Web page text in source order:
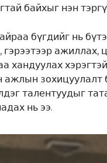
байхыг нэн
бүгдийг нь
гэрээтээр ажиллах,
хандуулах
ажлын зохицуулалт
талентуудыг
нь ээ.